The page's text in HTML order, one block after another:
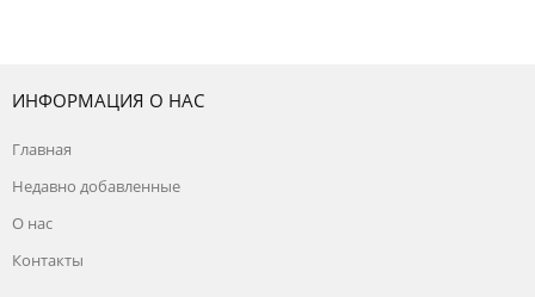
ИНФОРМАЦИЯ О НАС
Главная
Недавно добавленные
О нас
Контакты